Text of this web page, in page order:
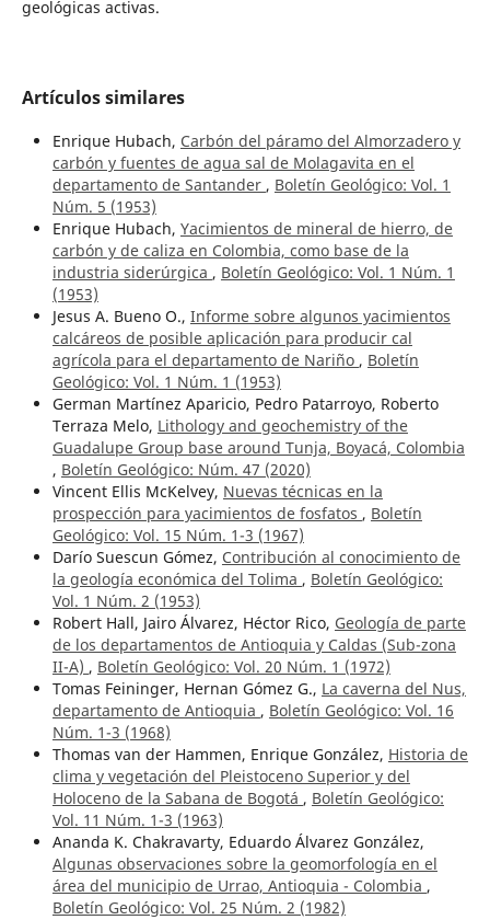
geológicas activas.
Artículos similares
Enrique Hubach, Carbón del páramo del Almorzadero y
carbón y fuentes de agua sal de Molagavita en el
departamento de Santander , Boletín Geológico: Vol. 1
Núm. 5 (1953)
Enrique Hubach, Yacimientos de mineral de hierro, de
carbón y de caliza en Colombia, como base de la
industria siderúrgica , Boletín Geológico: Vol. 1 Núm. 1
(1953)
Jesus A. Bueno O., Informe sobre algunos yacimientos
calcáreos de posible aplicación para producir cal
agrícola para el departamento de Nariño , Boletín
Geológico: Vol. 1 Núm. 1 (1953)
German Martínez Aparicio, Pedro Patarroyo, Roberto
Terraza Melo, Lithology and geochemistry of the
Guadalupe Group base around Tunja, Boyacá, Colombia
, Boletín Geológico: Núm. 47 (2020)
Vincent Ellis McKelvey, Nuevas técnicas en la
prospección para yacimientos de fosfatos , Boletín
Geológico: Vol. 15 Núm. 1-3 (1967)
Darío Suescun Gómez, Contribución al conocimiento de
la geología económica del Tolima , Boletín Geológico:
Vol. 1 Núm. 2 (1953)
Robert Hall, Jairo Álvarez, Héctor Rico, Geología de parte
de los departamentos de Antioquia y Caldas (Sub-zona
II-A) , Boletín Geológico: Vol. 20 Núm. 1 (1972)
Tomas Feininger, Hernan Gómez G., La caverna del Nus,
departamento de Antioquia , Boletín Geológico: Vol. 16
Núm. 1-3 (1968)
Thomas van der Hammen, Enrique González, Historia de
clima y vegetación del Pleistoceno Superior y del
Holoceno de la Sabana de Bogotá , Boletín Geológico:
Vol. 11 Núm. 1-3 (1963)
Ananda K. Chakravarty, Eduardo Álvarez González,
Algunas observaciones sobre la geomorfología en el
área del municipio de Urrao, Antioquia - Colombia ,
Boletín Geológico: Vol. 25 Núm. 2 (1982)